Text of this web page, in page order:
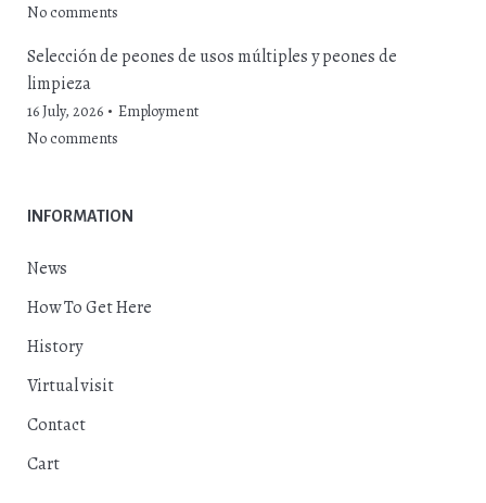
No comments
Selección de peones de usos múltiples y peones de
limpieza
16 July, 2026
Employment
No comments
INFORMATION
News
How To Get Here
History
Virtual visit
Contact
Cart